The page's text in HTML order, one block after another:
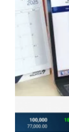
Bahasa:
Pelaburan
Suka ‘Stress’